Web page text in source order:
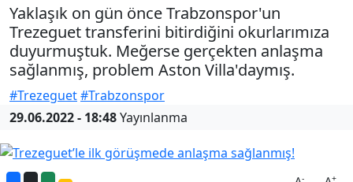
Yaklaşık on gün önce Trabzonspor'un
Trezeguet transferini bitirdiğini okurlarımıza
duyurmuştuk. Meğerse gerçekten anlaşma
sağlanmış, problem Aston Villa'daymış.
#Trezeguet#Trabzonspor
29.06.2022 - 18:48Yayınlanma
- +